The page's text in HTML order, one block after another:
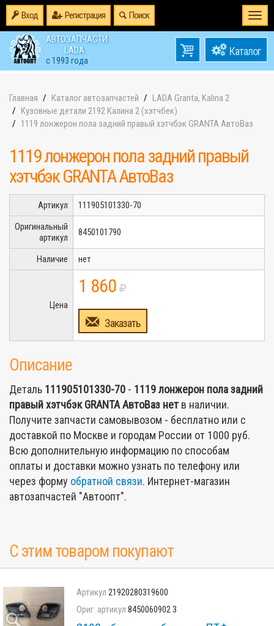
Вход Регистрация Поиск
АВТОЗАПЧАСТИ
LADA
с 1993 года
товаров0
на0
Главная Каталог автозапчастей
LADA Granta, Kalina 2
Кузовные детали 2192 Калина 2 (хэтчбек)
1119 лонжерон пола задний правый хэтчбэк GRANTA АвтоВаз
1119 лонжерон пола задний правый
хэтчбэк GRANTA АвтоВаз
Артикул
111905101330-70
Оригинальный
артикул
8450101790
Наличие нет
Цена
1 860
Заказать
Описание
Деталь 111905101330-70 - 1119 лонжерон пола задний
правый хэтчбэк GRANTA АвтоВаз нет в наличии.
Получите запчасти самовывозом - бесплатно или с
доставкой по Москве и городам России от 1000 руб.
Всю дополнительную информацию по способам
оплаты и доставки можно узнать по телефону или
через форму обратной связи. Интернет-магазин
автозапчастей "Автоопт".
С этим товаром покупают
21920280319600
8450060902 3